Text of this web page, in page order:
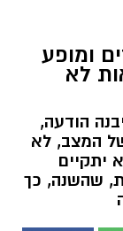
ומופע
לא
הודעה,
המצב, לא
יתקיים
שהשנה, כך